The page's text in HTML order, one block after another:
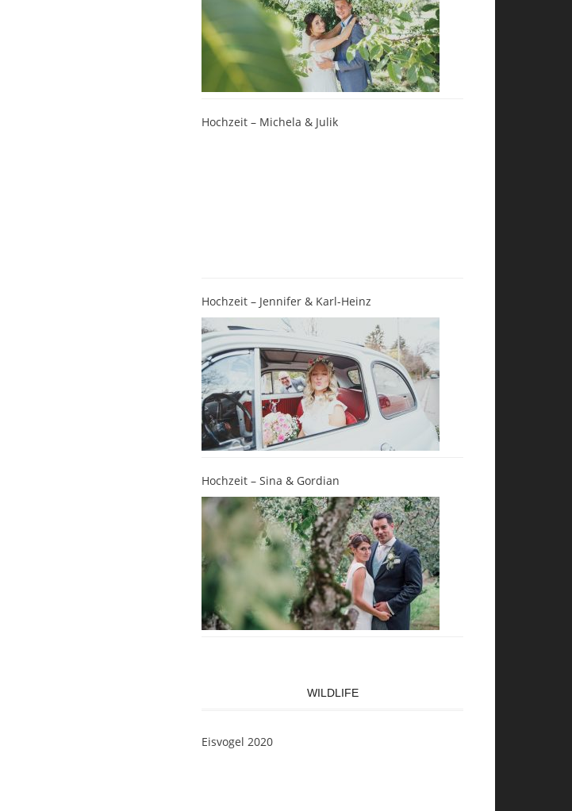
Hochzeit – Michela & Julik
Hochzeit – Jennifer & Karl-Heinz
Hochzeit – Sina & Gordian
WILDLIFE
Eisvogel 2020